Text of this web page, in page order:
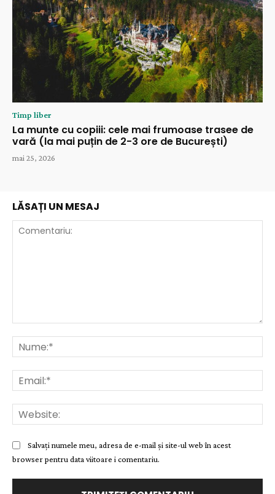
Timp liber
La munte cu copiii: cele mai frumoase trasee de
vară (la mai puțin de 2-3 ore de București)
mai 25, 2026
LĂSAȚI UN MESAJ
Salvați numele meu, adresa de e-mail și site-ul web în acest
browser pentru data viitoare i comentariu.